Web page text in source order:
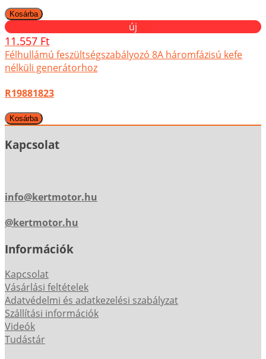
új
11.557 Ft
Félhullámú feszültségszabályozó 8A háromfázisú kefe
nélküli generátorhoz
R19881823
Kapcsolat
info@kertmotor.hu
@kertmotor.hu
Információk
Kapcsolat
Vásárlási feltételek
Adatvédelmi és adatkezelési szabályzat
Szállítási információk
Videók
Tudástár